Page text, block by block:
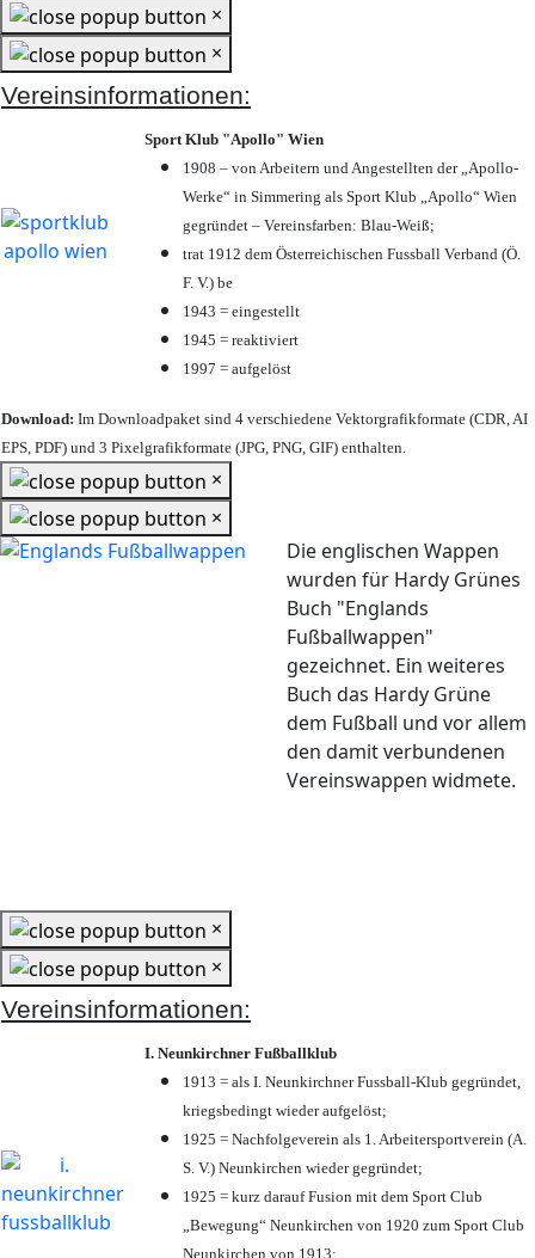
×
×
Vereinsinformationen:
Sport Klub "Apollo" Wien
1908 – von Arbeitern und Angestellten der „Apollo-
Werke“ in Simmering als Sport Klub „Apollo“ Wien
gegründet – Vereinsfarben: Blau-Weiß;
trat 1912 dem Österreichischen Fussball Verband (Ö.
F. V.) be
1943 = eingestellt
1945 = reaktiviert
1997 = aufgelöst
Download: Im Downloadpaket sind 4 verschiedene Vektorgrafikformate (CDR, AI
EPS, PDF) und 3 Pixelgrafikformate (JPG, PNG, GIF) enthalten.
×
×
Die englischen Wappen
wurden für Hardy Grünes
Buch "Englands
Fußballwappen"
gezeichnet. Ein weiteres
Buch das Hardy Grüne
dem Fußball und vor allem
den damit verbundenen
Vereinswappen widmete.
×
×
Vereinsinformationen:
I. Neunkirchner Fußballklub
1913 = als I. Neunkirchner Fussball-Klub gegründet,
kriegsbedingt wieder aufgelöst;
1925 = Nachfolgeverein als 1. Arbeitersportverein (A.
S. V.) Neunkirchen wieder gegründet;
1925 = kurz darauf Fusion mit dem Sport Club
„Bewegung“ Neunkirchen von 1920 zum Sport Club
Neunkirchen von 1913;